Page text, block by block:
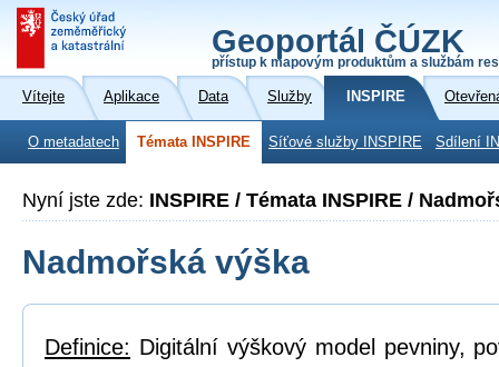
Geoportál ČÚZK
přístup k mapovým produktům a službám
Vítejte Aplikace Data Služby INSPIRE
O metadatech Témata INSPIRE Síťové služby INSPIRE Sdílení
Nyní jste zde: INSPIRE / Témata INSPIRE /
Nadmořská výška
Definice: Digitální výškový model pevniny,